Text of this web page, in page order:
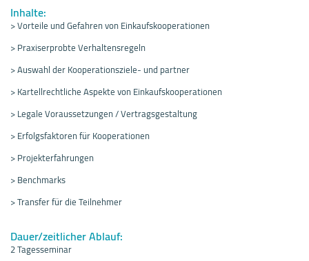
Inhalte:
> Vorteile und Gefahren von Einkaufskooperationen
> Praxiserprobte Verhaltensregeln
> Auswahl der Kooperationsziele- und partner
> Kartellrechtliche Aspekte von Einkaufskooperationen
> Legale Voraussetzungen / Vertragsgestaltung
> Erfolgsfaktoren für Kooperationen
> Projekterfahrungen
> Benchmarks
> Transfer für die Teilnehmer
Dauer/zeitlicher Ablauf:
2 Tagesseminar